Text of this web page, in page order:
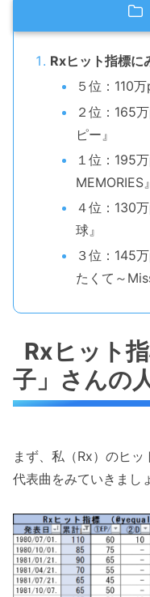
Rxヒット指標に
５位：110
２位：165
ピー』
１位：195
MEMORIES』
４位：130
球』
３位：145
たくて～
Rxヒット
子」さんの
まず、私（Rx）のヒッ
代表曲をみていきまし